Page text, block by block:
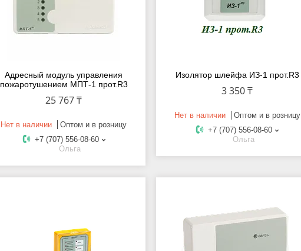
Адресный модуль управления
пожаротушением МПТ-1 прот.R3
25 767 ₸
Нет в наличии
Оптом и в розницу
+7 (707) 556-08-60
Ольга
Изолятор шлейфа ИЗ-1 прот.R3
3 350 ₸
Нет в наличии
Оптом и в розницу
+7 (707) 556-08-60
Ольга